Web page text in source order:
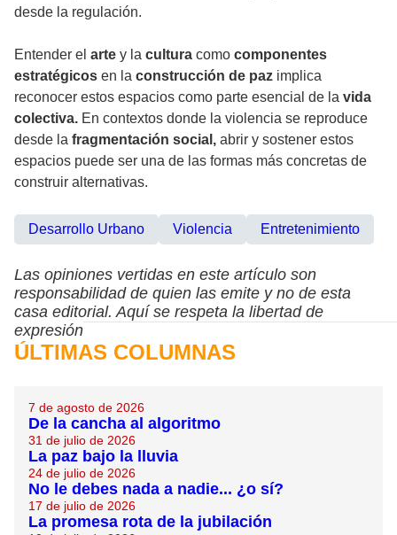
desde la regulación.
Entender el arte y la cultura como componentes
estratégicos en la construcción de paz implica
reconocer estos espacios como parte esencial de la vida
colectiva. En contextos donde la violencia se reproduce
desde la fragmentación social, abrir y sostener estos
espacios puede ser una de las formas más concretas de
construir alternativas.
Desarrollo Urbano Violencia Entretenimiento
Las opiniones vertidas en este artículo son
responsabilidad de quien las emite y no de esta
casa editorial. Aquí se respeta la libertad de
expresión
ÚLTIMAS COLUMNAS
7 de agosto de 2026
De la cancha al algoritmo
31 de julio de 2026
La paz bajo la lluvia
24 de julio de 2026
No le debes nada a nadie... ¿o sí?
17 de julio de 2026
La promesa rota de la jubilación